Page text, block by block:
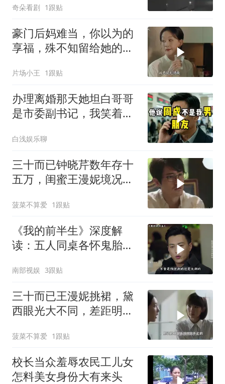
奇朵看剧 1跟贴
豪门后妈难当，你以为的
享福，殊不知留给她的只
片场小王 1跟贴
办理离婚那天她坦白哥哥
是市委副书记，我笑着打
白浅娱乐聊
三十而已钟晓芹数年存十
五万，闺蜜王漫妮境况大
菠菜不算爱 1跟贴
《我的前半生》深度解
读：五人同桌各怀鬼胎，
吃蟹
南部视娱 3跟贴
三十而已王漫妮挑裙，黛
西眼光大不同，差距明显
菠菜不算爱 1跟贴
校长当众羞辱农民工儿女
怎料美女身份大有来头